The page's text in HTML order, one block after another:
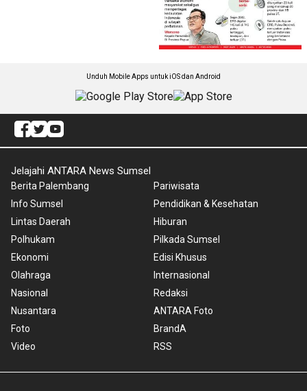
Unduh Mobile Apps untuk iOS dan Android
Jelajahi ANTARA News Sumsel
Berita Palembang
Info Sumsel
Lintas Daerah
Polhukam
Ekonomi
Olahraga
Nasional
Nusantara
Foto
Video
Pariwisata
Pendidikan & Kesehatan
Hiburan
Pilkada Sumsel
Edisi Khusus
Internasional
Redaksi
ANTARA Foto
BrandA
RSS